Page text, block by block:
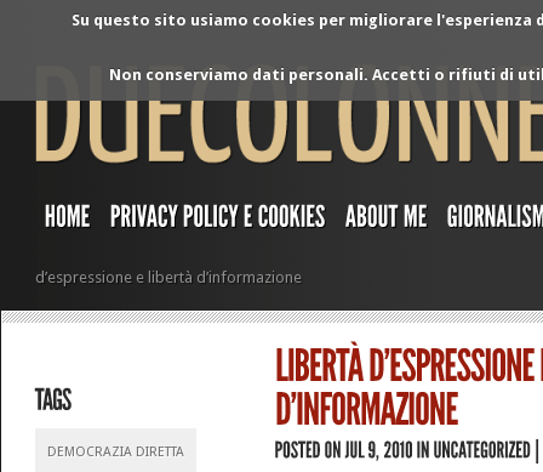
Su questo sito usiamo cookies per migliorare
Non conserviamo dati personali. Accetti o rifiuti di
d’espressione e libertà d’informazione
DEMOCRAZIA DIRETTA